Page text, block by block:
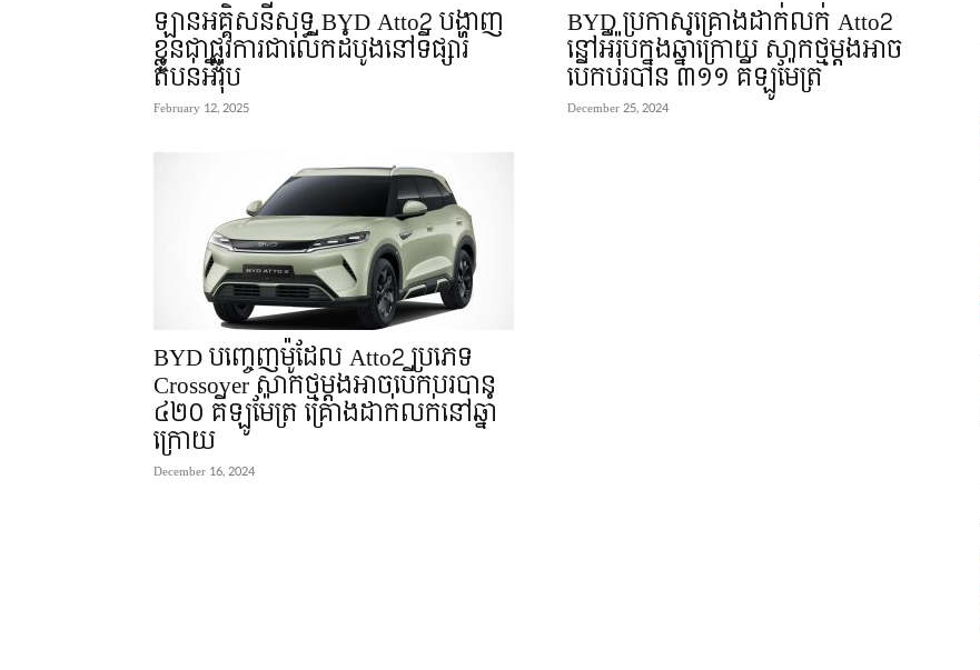
ឡានអគ្គិសនីសុទ្ធ BYD Atto2 បង្ហាញ
ខ្លួនជាផ្លូវការជាលើកដំបូងនៅទីផ្សារ
តំបន់អឺរ៉ុប
February 12, 2025
BYD ប្រកាសគ្រោងដាក់លក់ Atto2
នៅអឺរ៉ុបក្នុងឆ្នាំក្រោយ សាកថ្មម្តងអាច
បើកបរបាន ៣១១ គីឡូម៉ែត្រ
December 25, 2024
BYD បញ្ចេញម៉ូដែល Atto2 ប្រភេទ
Crossover សាកថ្មម្តងអាចបើកបរបាន
៤២០ គីឡូម៉ែត្រ គ្រោងដាក់លក់នៅឆ្នាំ
ក្រោយ
December 16, 2024